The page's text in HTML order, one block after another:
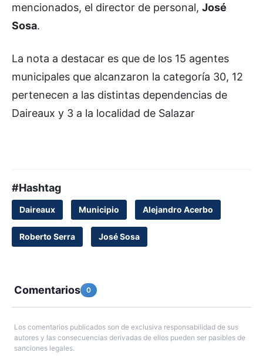
mencionados, el director de personal, José
Sosa.
La nota a destacar es que de los 15 agentes
municipales que alcanzaron la categoría 30, 12
pertenecen a las distintas dependencias de
Daireaux y 3 a la localidad de Salazar
#Hashtag
Daireaux Municipio Alejandro Acerbo
Roberto Serra José Sosa
Comentarios 0
Los comentarios publicados son de exclusiva responsabilidad de sus
autores y las consecuencias derivadas de ellos pueden ser pasibles de
sanciones legales.